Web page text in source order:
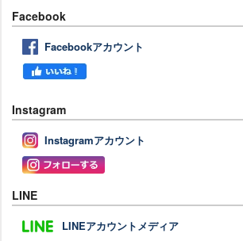
Facebook
Facebookアカウント
Instagram
Instagramアカウント
LINE
LINEアカウントメディア